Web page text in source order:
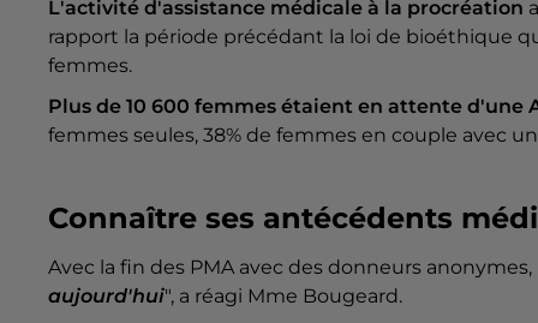
L'activité d'assistance médicale à la procréation
rapport la période précédant la loi de bioéthique
femmes.
Plus de 10 600 femmes étaient en attente d'une
femmes seules, 38% de femmes en couple avec
Connaître ses antécédents
Avec la fin des PMA avec des donneurs anonymes,
aujourd'hui", a réagi Mme Bougeard.